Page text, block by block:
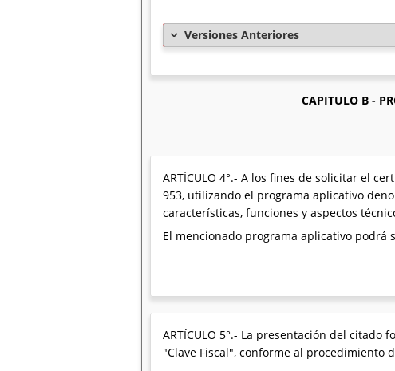
Versiones Anteriores
CAPITULO B -
ARTÍCULO 4°.- A los fines de solicitar el
953, utilizando el programa aplicativo
características, funciones y aspectos
El mencionado programa aplicativo
ARTÍCULO 5°.- La presentación del
"Clave Fiscal", conforme al procedimiento